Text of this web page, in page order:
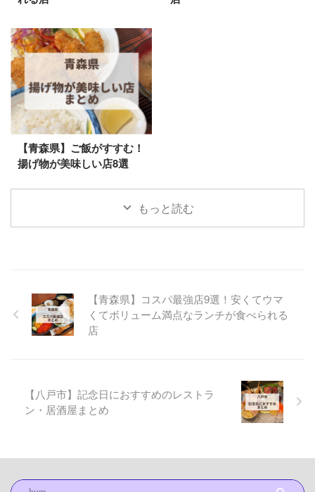
【青森県】ご飯がすすむ！
揚げ物が美味しい店8選
もっと読む
【青森県】コスパ最強店9選！安くてウマ
くてボリューム満点なランチが食べられる
店
【八戸市】記念日におすすめのレストラ
ン・居酒屋まとめ